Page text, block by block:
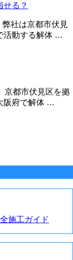
せる？
社は京都市伏見
活動する解体 …
京都市伏見区を拠
阪府で解体 …
施工ガイド